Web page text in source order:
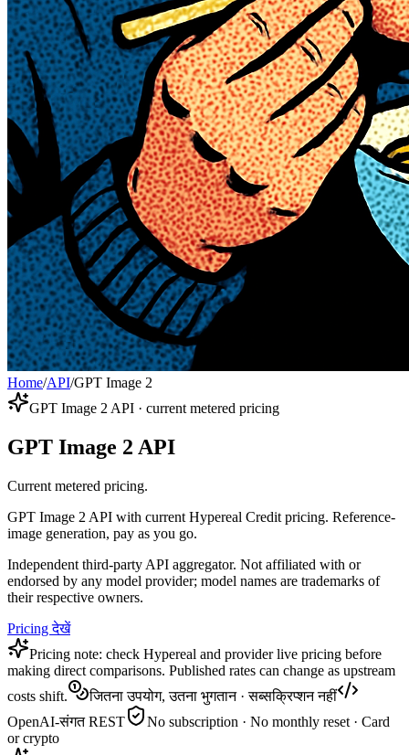
Home/API/GPT Image 2
GPT Image 2 API · current metered pricing
GPT Image 2 API
Current metered pricing.
GPT Image 2 API with current Hypereal Credit pricing. Reference-
image generation, pay as you go.
Independent third-party API aggregator. Not affiliated with or
endorsed by any model provider; model names are trademarks of
their respective owners.
Pricing देखें
Pricing note: check Hypereal and provider live pricing before
making direct comparisons. Published rates can change as upstream
costs shift.
जितना उपयोग, उतना भुगतान · सब्सक्रिप्शन नहीं
OpenAI-संगत REST
No subscription · No monthly reset · Card
or crypto